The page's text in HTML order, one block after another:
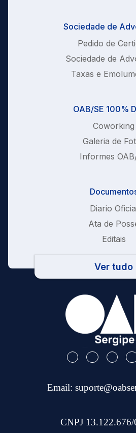
Sociedade de
Pedido de
Sociedade de
Taxas e
OAB/SE 100%
Coworking
Galeria de
Informes
Diario
Ata de
Editais
Ver tudo
Email:
CNPJ